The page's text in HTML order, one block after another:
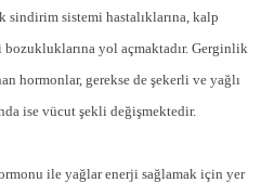
sistemi hastalıklarına, kalp
bozukluklarına yol açmaktadır. Gerginlik
hormonlar, gerekse de şekerli ve yağlı
ise vücut şekli değişmektedir.
ile yağlar enerji sağlamak için yer